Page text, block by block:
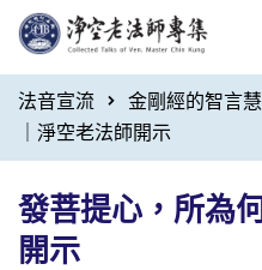
法音宣流 金剛經的智言
｜淨空老法師開示
發菩提心，所為
開示